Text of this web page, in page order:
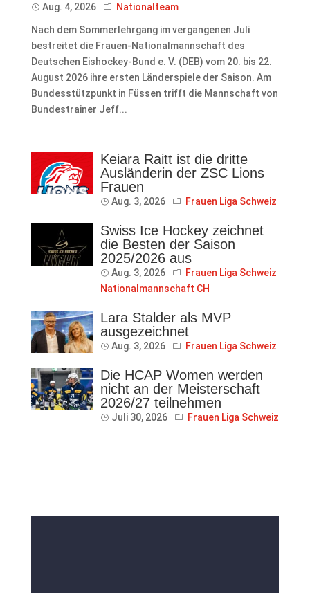
Aug. 4, 2026 Nationalteam
Nach dem Sommerlehrgang im vergangenen Juli
bestreitet die Frauen-Nationalmannschaft des
Deutschen Eishockey-Bund e. V. (DEB) vom 20. bis 22.
August 2026 ihre ersten Länderspiele der Saison. Am
Bundesstützpunkt in Füssen trifft die Mannschaft von
Bundestrainer Jeff...
Keiara Raitt ist die dritte
Ausländerin der ZSC Lions
Frauen
Aug. 3, 2026 Frauen Liga Schweiz
Swiss Ice Hockey zeichnet
die Besten der Saison
2025/2026 aus
Aug. 3, 2026
Frauen Liga Schweiz
Nationalmannschaft CH
Lara Stalder als MVP
ausgezeichnet
Aug. 3, 2026 Frauen Liga Schweiz
Die HCAP Women werden
nicht an der Meisterschaft
2026/27 teilnehmen
Juli 30, 2026 Frauen Liga Schweiz